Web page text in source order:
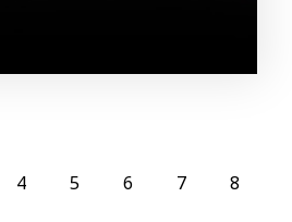
Page
4 Page
5 Page
6 Page
7 Page
8